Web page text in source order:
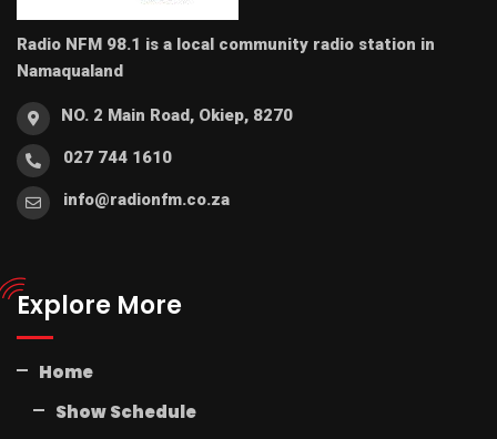
Radio NFM 98.1 is a local community radio station in
Namaqualand
NO. 2 Main Road, Okiep, 8270
027 744 1610
info@radionfm.co.za
Explore More
Home
Show Schedule